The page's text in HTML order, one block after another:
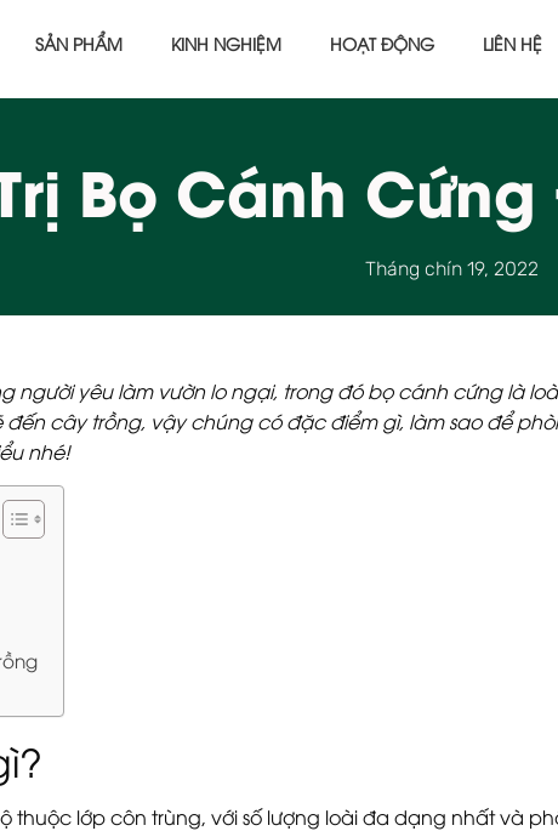
SẢN PHẨM KINH NGHIỆM HOẠT ĐỘNG LIÊN HỆ
Bọ Cánh
Tháng chín 19, 2022
người yêu làm vườn lo ngại, trong đó bọ cánh cứng là
cây trồng, vậy chúng có đặc điểm gì, làm sao để
nhé!
thuộc lớp côn trùng, với số lượng loài đa dạng nhất và